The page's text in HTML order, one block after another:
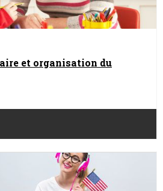
et organisation du